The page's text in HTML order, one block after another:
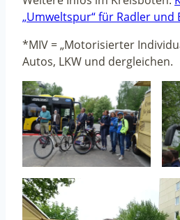
„Umweltspur“ für Radler
*MIV = „Motorisierter
Autos, LKW und dergleichen.